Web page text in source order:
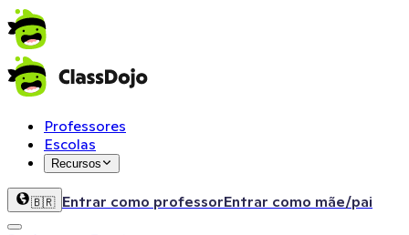
Professores
Escolas
Recursos
🇧🇷 Entrar como professorEntrar como mãe/pai